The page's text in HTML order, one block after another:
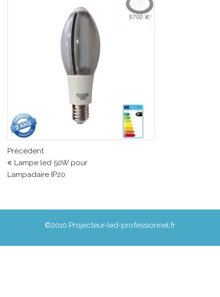
Navigation de l’article
Article précédent
Précédent
Lampe led 50W pour
Lampadaire IP20
©2010 Projecteur-led-professionnel.fr